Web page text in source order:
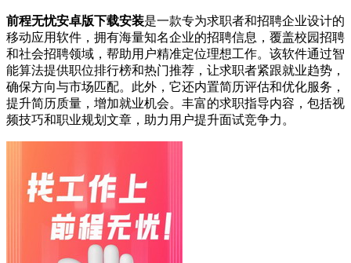
前程无忧安卓版下载安装是一款专为求职者和招聘企业设计的
移动应用软件，拥有海量知名企业的招聘信息，覆盖校园招聘
和社会招聘领域，帮助用户精准定位理想工作。该软件通过智
能算法提供职位排行榜和热门推荐，让求职者紧跟就业趋势，
确保方向与市场匹配。此外，它还内置简历评估和优化服务，
提升简历质量，增加就业机会。丰富的求职指导内容，包括视
频技巧和职业规划文章，助力用户提升面试竞争力。